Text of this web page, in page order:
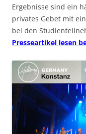
Ergebnisse sind ein
privates Gebet mit
bei den
Presseartikel lesen